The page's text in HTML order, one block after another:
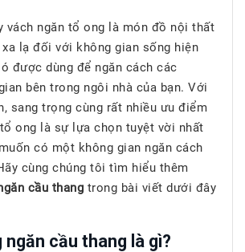
vách ngăn tổ ong là món đồ nội thất
lạ đối với không gian sống hiện
được dùng để ngăn cách các
bên trong ngôi nhà của bạn. Với
sang trọng cùng rất nhiều ưu điểm
ong là sự lựa chọn tuyệt vời nhất
có một không gian ngăn cách
cùng chúng tôi tìm hiểu thêm
cầu thang trong bài viết dưới đây
ngăn cầu thang là gì?